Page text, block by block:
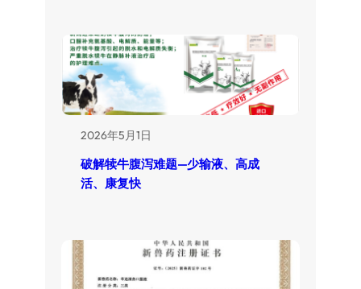
2026年5月1日
破解犊牛腹泻难题—少输液、高成
活、康复快